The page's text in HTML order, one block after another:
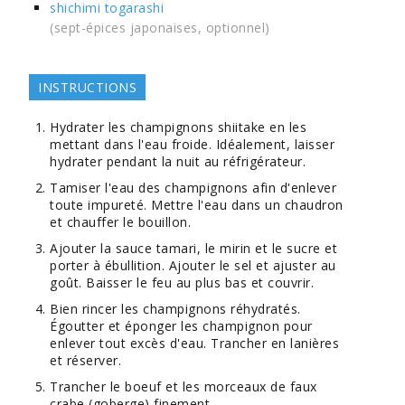
shichimi togarashi
(sept-épices japonaises, optionnel)
INSTRUCTIONS
Hydrater les champignons shiitake en les
mettant dans l'eau froide. Idéalement, laisser
hydrater pendant la nuit au réfrigérateur.
Tamiser l'eau des champignons afin d'enlever
toute impureté. Mettre l'eau dans un chaudron
et chauffer le bouillon.
Ajouter la sauce tamari, le mirin et le sucre et
porter à ébullition. Ajouter le sel et ajuster au
goût. Baisser le feu au plus bas et couvrir.
Bien rincer les champignons réhydratés.
Égoutter et éponger les champignon pour
enlever tout excès d'eau. Trancher en lanières
et réserver.
Trancher le boeuf et les morceaux de faux